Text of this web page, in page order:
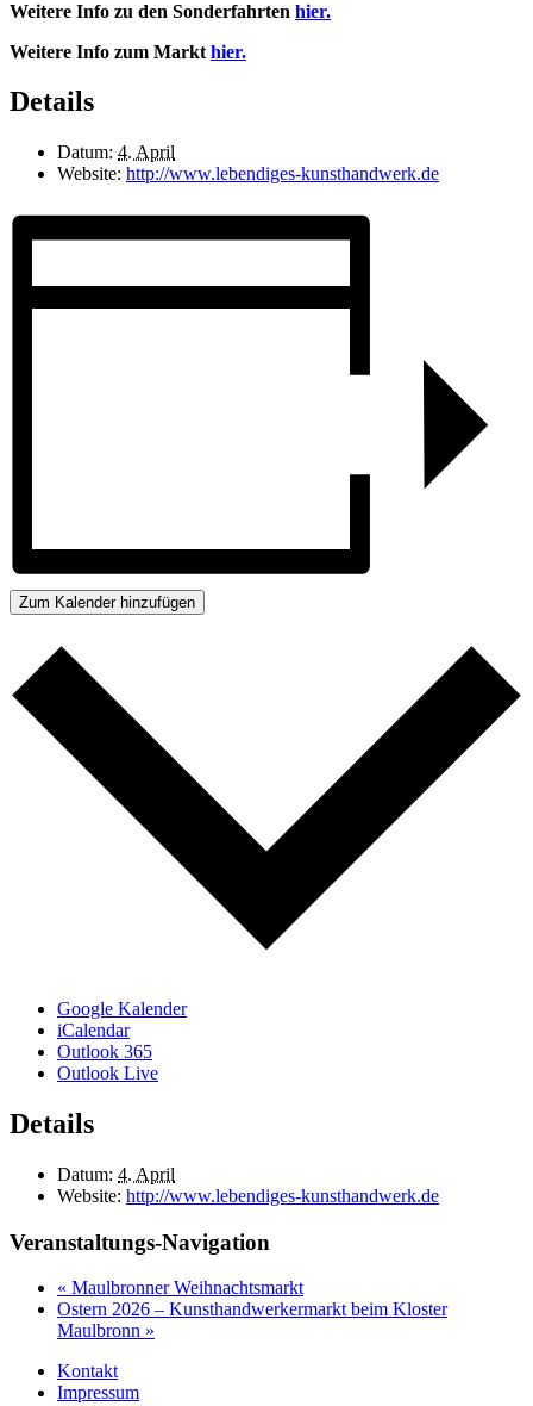
Weitere Info zu den Sonderfahrten hier.
Weitere Info zum Markt hier.
Details
Datum: 4. April
Website: http://www.lebendiges-kunsthandwerk.de
Zum Kalender hinzufügen
Google Kalender
iCalendar
Outlook 365
Outlook Live
Details
Datum: 4. April
Website: http://www.lebendiges-kunsthandwerk.de
Veranstaltungs-Navigation
« Maulbronner Weihnachtsmarkt
Ostern 2026 – Kunsthandwerkermarkt beim Kloster
Maulbronn »
Kontakt
Impressum